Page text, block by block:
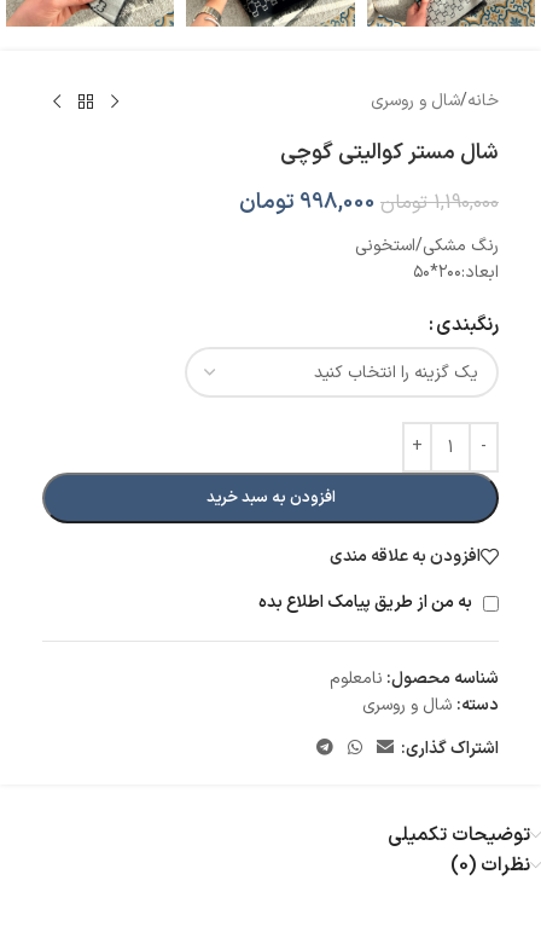
خانه/شال و روسری
شال مستر کوالیتی گوچی
1,190,000 تومان 998,000 تومان
رنگ مشکی/استخونی
ابعاد:۲۰۰*۵۰
رنگبندی
افزودن به سبد خرید
افزودن به علاقه مندی
به من از طریق پیامک اطلاع بده
شناسه محصول: نامعلوم
دسته: شال و روسری
اشتراک گذاری:
توضیحات تکمیلی
نظرات (0)